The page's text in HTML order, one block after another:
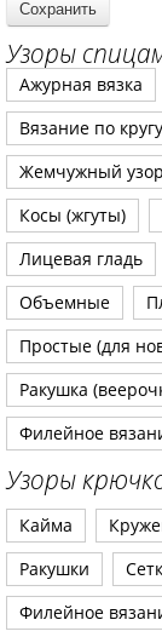
Узоры
Ажурная вязка
Вязание по кругу
Жемчужный узор
Косы (жгуты)
Лицевая гладь
Объемные
Простые (для
Ракушка
Филейное
Узоры
Кайма
Ракушки
Филейное